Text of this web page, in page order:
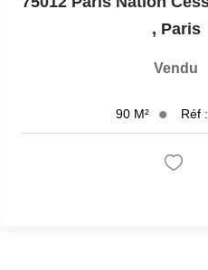
, Paris
Vendu
90 M² Réf :